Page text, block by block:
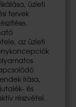
üzleti
tervek
az üzleti
írása,
és
részvétel.